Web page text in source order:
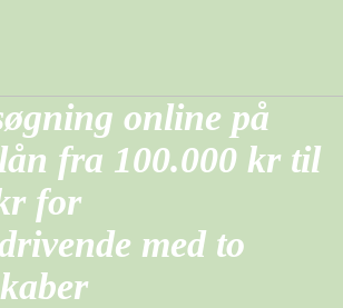
online på
fra 100.000 kr til
for
med to